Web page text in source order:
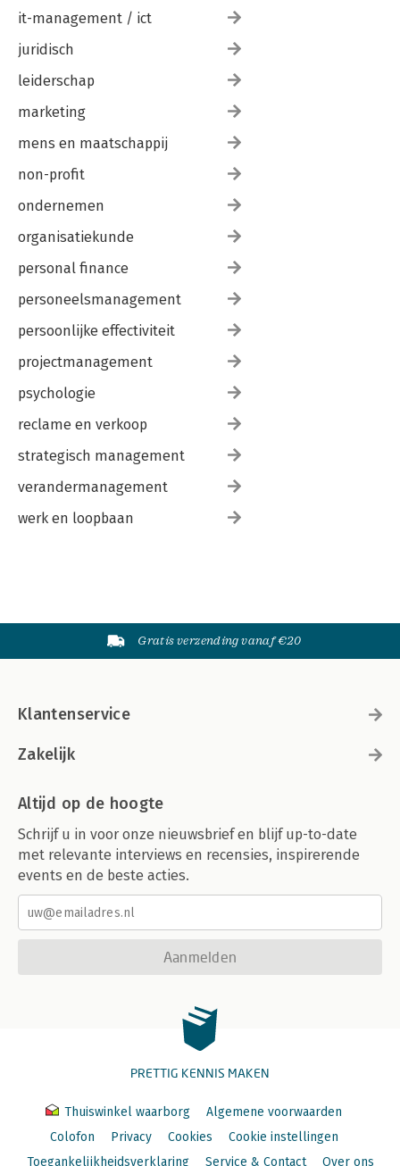
it-management / ict
juridisch
leiderschap
marketing
mens en maatschappij
non-profit
ondernemen
organisatiekunde
personal finance
personeelsmanagement
persoonlijke effectiviteit
projectmanagement
psychologie
reclame en verkoop
strategisch management
verandermanagement
werk en loopbaan
Gratis verzending vanaf €20
Klantenservice
Zakelijk
Altijd op de hoogte
Schrijf u in voor onze nieuwsbrief en blijf up-to-date
met relevante interviews en recensies, inspirerende
events en de beste acties.
Aanmelden
PRETTIG KENNIS MAKEN
Thuiswinkel waarborg
Algemene voorwaarden
Colofon
Privacy Cookies
Cookie instellingen
Toegankelijkheidsverklaring
Service & Contact Over ons